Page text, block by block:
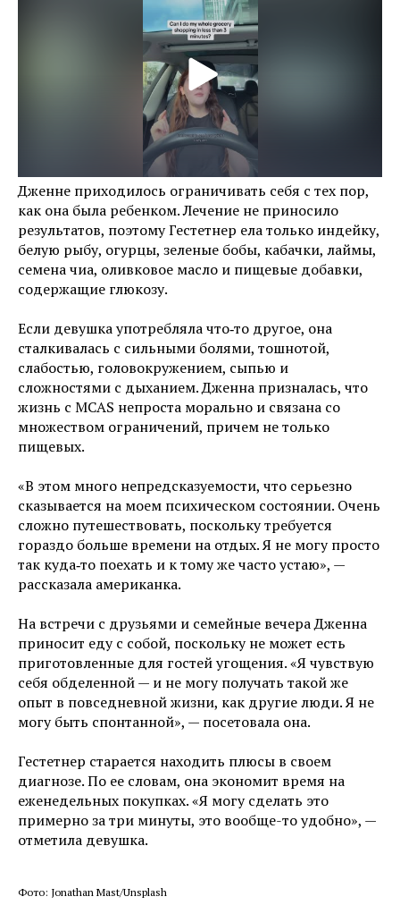
Дженне приходилось ограничивать себя с тех пор,
как она была ребенком. Лечение не приносило
результатов, поэтому Гестетнер ела только индейку,
белую рыбу, огурцы, зеленые бобы, кабачки, лаймы,
семена чиа, оливковое масло и пищевые добавки,
содержащие глюкозу.
Если девушка употребляла что‑то другое, она
сталкивалась с сильными болями, тошнотой,
слабостью, головокружением, сыпью и
сложностями с дыханием. Дженна призналась, что
жизнь с MCAS непроста морально и связана со
множеством ограничений, причем не только
пищевых.
«В этом много непредсказуемости, что серьезно
сказывается на моем психическом состоянии. Очень
сложно путешествовать, поскольку требуется
гораздо больше времени на отдых. Я не могу просто
так куда‑то поехать и к тому же часто устаю», —
рассказала американка.
На встречи с друзьями и семейные вечера Дженна
приносит еду с собой, поскольку не может есть
приготовленные для гостей угощения. «Я чувствую
себя обделенной — и не могу получать такой же
опыт в повседневной жизни, как другие люди. Я не
могу быть спонтанной», — посетовала она.
Гестетнер старается находить плюсы в своем
диагнозе. По ее словам, она экономит время на
еженедельных покупках. «Я могу сделать это
примерно за три минуты, это вообще-то удобно», —
отметила девушка.
Фото: Jonathan Mast/Unsplash